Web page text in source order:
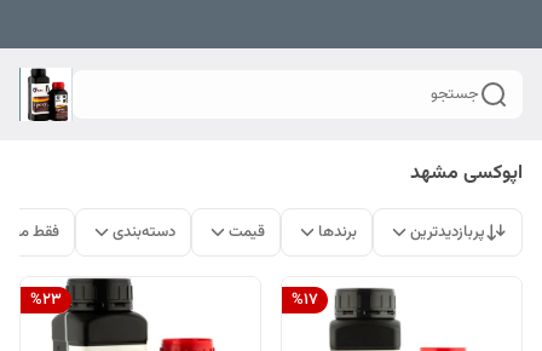
جستجو
اپوکسی مشهد
پربازدیدترین برندها قیمت دسته‌بندی فقط
%17
%23